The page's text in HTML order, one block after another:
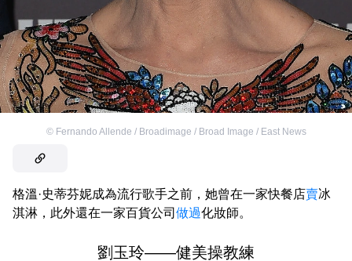
© Fernando Allende / Broadimage / Broad Image / East News
格溫·史蒂芬妮成為流行歌手之前，她曾在一家快餐店賣冰
淇淋，此外還在一家百貨公司 做過化妝師。
劉玉玲——健美操教練